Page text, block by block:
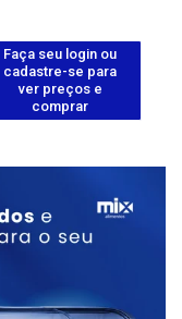
Faça seu login ou
cadastre-se para
ver preços e
comprar